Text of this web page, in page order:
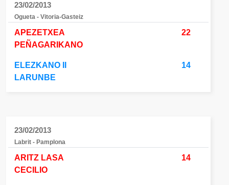
23/02/2013
Ogueta - Vitoria-Gasteiz
APEZETXEA
PEÑAGARIKANO
22
ELEZKANO II
LARUNBE
14
23/02/2013
Labrit - Pamplona
ARITZ LASA
CECILIO
14